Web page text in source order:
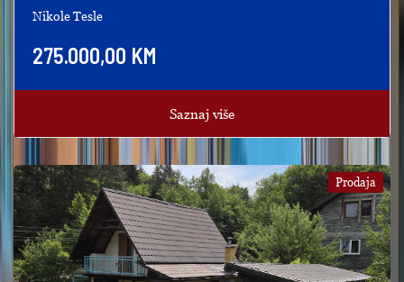
Nikole Tesle
275.000,00 KM
Saznaj više
Prodaja